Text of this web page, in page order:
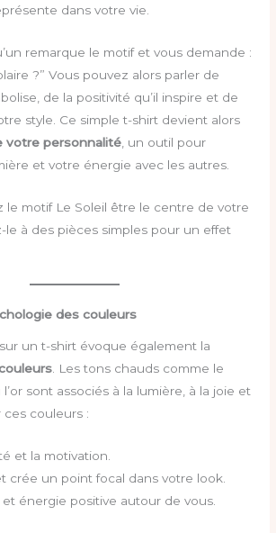
dans votre vie.
remarque le motif et vous demande :
?” Vous pouvez alors parler de
de la positivité qu’il inspire et de
style. Ce simple t-shirt devient alors
votre personnalité, un outil pour
et votre énergie avec les autres.
le motif Le Soleil être le centre de votre
le à des pièces simples pour un effet
des couleurs
un t-shirt évoque également la
. Les tons chauds comme le
l’or sont associés à la lumière, à la joie et
ces couleurs :
et la motivation.
crée un point focal dans votre look.
énergie positive autour de vous.